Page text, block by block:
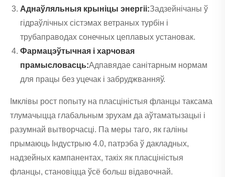
Аднаўляльныя крыніцы энергіі:Задзейнічаны ў
гідраўлічных сістэмах ветраных турбін і
трубаправодах сонечных цеплавых установак.
Фармацэўтычная і харчовая
прамысловасць:Адпавядае санітарным нормам
для працы без уцечак і забруджванняў.
Імклівы рост попыту на пласціністыя фланцы таксама
тлумачыцца глабальным зрухам да аўтаматызацыі і
разумнай вытворчасці. Па меры таго, як галіны
прымаюць Індустрыю 4.0, патрэба ў дакладных,
надзейных кампанентах, такіх як пласціністыя
фланцы, становіцца ўсё больш відавочнай.